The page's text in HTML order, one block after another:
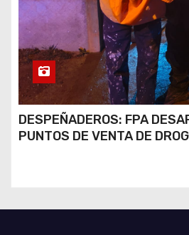
DESPEÑADEROS: FPA
PUNTOS DE VENTA DE